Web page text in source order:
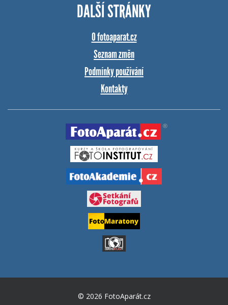
DALŠÍ STRÁNKY
O fotoaparat.cz
Seznam změn
Podmínky používání
Kontakty
© 2026 FotoAparát.cz